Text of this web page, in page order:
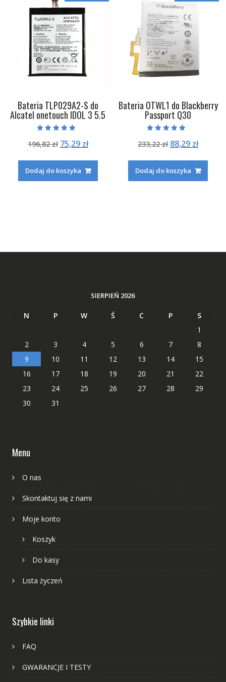
Bateria TLP029A2-S do
Alcatel onetouch IDOL 3 5.5
5.00
na 5
196,82zł Pierwotna
wynosiła:
196,82 zł.
75,29 złAktualna
75,29 zł.
Dodaj do koszyka
Bateria OTWL1 do Blackberry
Passport Q30
4.50
na 5
233,22zł Pierwotna
wynosiła:
233,22 zł.
88,29 zł
88,29
Dodaj do koszyka
SIERPIEŃ 2026
N P W Ś C P
S
1
2
3 4 5 6 7
8
9
10 11 12 13 14
15
16
17 18 19 20 21
22
23
24 25 26 27 28
29
30
31
Menu
O nas
Skontaktuj się z nami
Moje konto
Koszyk
Do kasy
Lista życzeń
Szybkie linki
FAQ
GWARANCJE I TESTY